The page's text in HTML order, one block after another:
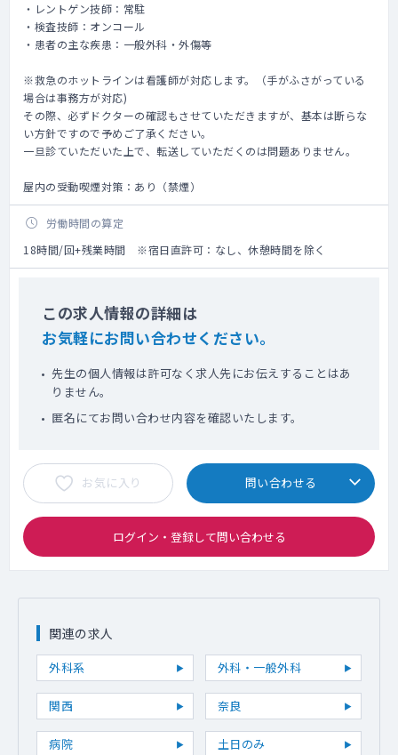
・レントゲン技師：常駐
・検査技師：オンコール
・患者の主な疾患：一般外科・外傷等
※救急のホットラインは看護師が対応します。（手がふさがっている
場合は事務方が対応)
その際、必ずドクターの確認もさせていただきますが、基本は断らな
い方針ですので予めご了承ください。
一旦診ていただいた上で、転送していただくのは問題ありません。
屋内の受動喫煙対策：あり（禁煙）
労働時間の算定
18時間/回+残業時間 ※宿日直許可：なし、休憩時間を除く
この求人情報の詳細は
お気軽にお問い合わせください。
先生の個人情報は許可なく求人先にお伝えすることはあ
りません。
匿名にてお問い合わせ内容を確認いたします。
お気に入り 問い合わせる
ログイン・登録して問い合わせる
関連の求人
外科系 外科・一般外科
関西 奈良
病院 土日のみ